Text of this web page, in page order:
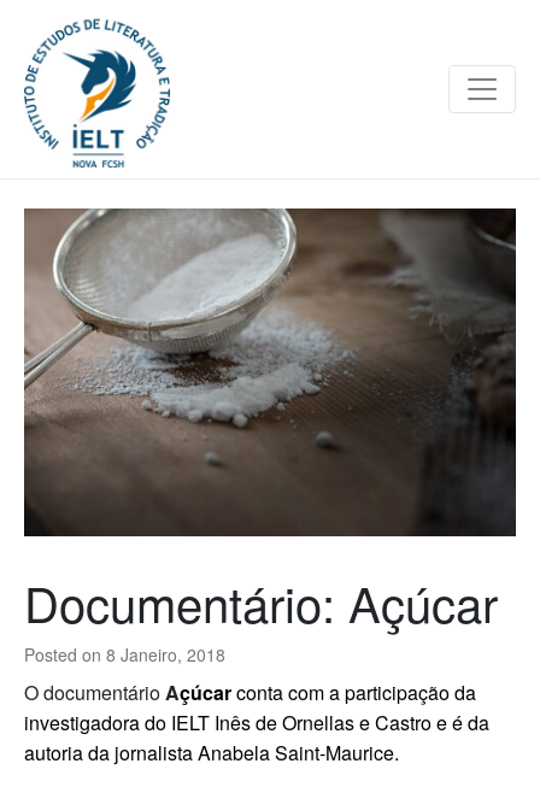
Posted on 8 Janeiro, 2018
Documentário: Açúcar
O documentárioAçúcarconta com a participação da
investigadora do IELT Inês de Ornellas e Castro e é da
autoria da jornalista Anabela Saint-Maurice.